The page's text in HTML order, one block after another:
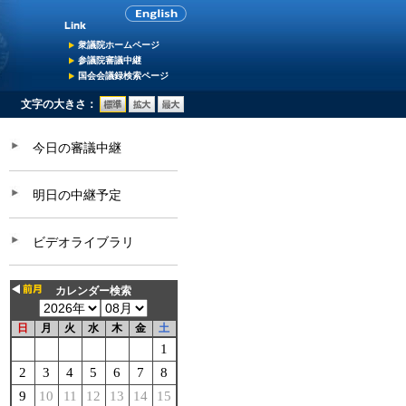
衆議院ホームページ
参議院審議中継
国会会議録検索ページ
文字の大きさ：
今日の審議中継
明日の中継予定
ビデオライブラリ
カレンダー検索
日 月 火 水 木 金 土
1
2
3 4 5 6 7
8
9
10 11 12 13 14
15